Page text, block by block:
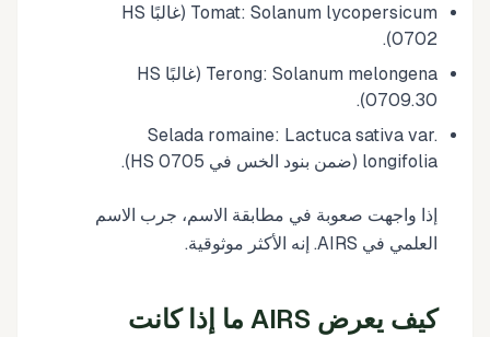
Tomat: Solanum lycopersicum (غالبًا HS
0702).
Terong: Solanum melongena (غالبًا HS
0709.30).
Selada romaine: Lactuca sativa var.
longifolia (ضمن بنود الخس في HS 0705).
إذا واجهت صعوبة في مطابقة الاسم، جرب الاسم
العلمي في AIRS. إنه الأكثر موثوقية.
كيف يعرض AIRS ما إذا كانت